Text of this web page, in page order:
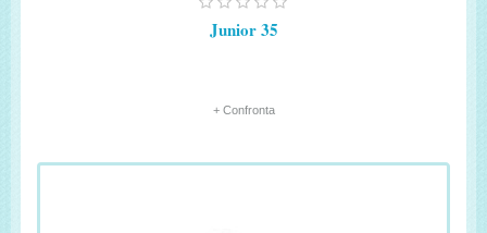
Junior 35
+ Confronta